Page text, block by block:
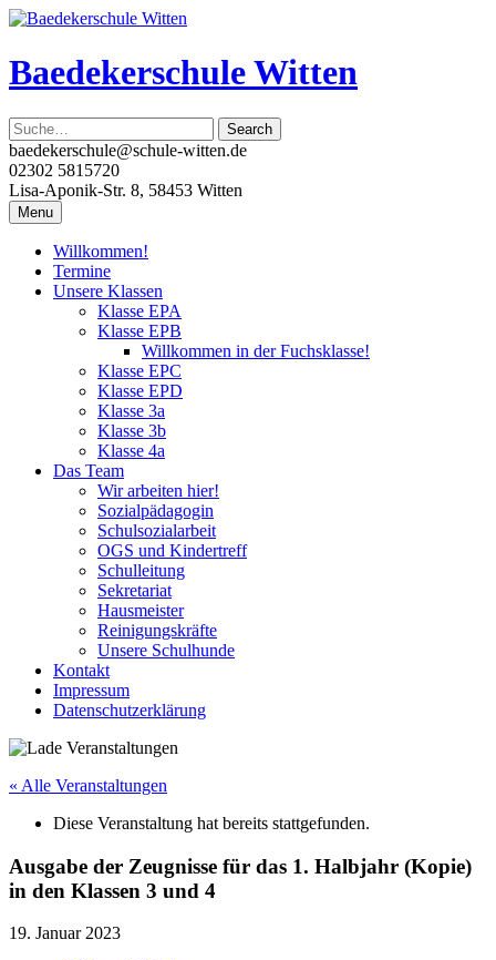
Skip
content
Baedekerschule Witten
baedekerschule@schule-witten.de
02302 5815720
Lisa-Aponik-Str. 8, 58453 Witten
Menu
Willkommen!
Termine
Unsere Klassen
Klasse EPA
Klasse EPB
Willkommen in der Fuchsklasse!
Klasse EPC
Klasse EPD
Klasse 3a
Klasse 3b
Klasse 4a
Das Team
Wir arbeiten hier!
Sozialpädagogin
Schulsozialarbeit
OGS und Kindertreff
Schulleitung
Sekretariat
Hausmeister
Reinigungskräfte
Unsere Schulhunde
Kontakt
Impressum
Datenschutzerklärung
« Alle Veranstaltungen
Diese Veranstaltung hat bereits stattgefunden.
Ausgabe der Zeugnisse für das 1. Halbjahr (Kopie)
in den Klassen 3 und 4
19. Januar 2023